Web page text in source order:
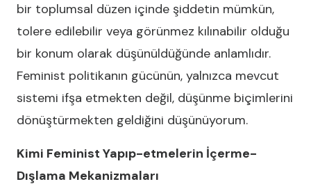
bir toplumsal düzen içinde şiddetin mümkün,
tolere edilebilir veya görünmez kılınabilir olduğu
bir konum olarak düşünüldüğünde anlamlıdır.
Feminist politikanın gücünün, yalnızca mevcut
sistemi ifşa etmekten değil, düşünme biçimlerini
dönüştürmekten geldiğini düşünüyorum.
Kimi Feminist Yapıp-etmelerin İçerme-
Dışlama Mekanizmaları